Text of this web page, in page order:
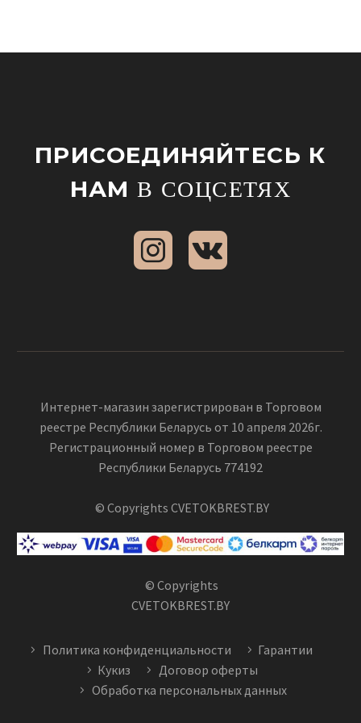
ПРИСОЕДИНЯЙТЕСЬ К
НАМ В СОЦСЕТЯХ
Интернет-магазин зарегистрирован в Торговом
реестре Республики Беларусь от 10 апреля 2026г.
Регистрационный номер в Торговом реестре
Республики Беларусь 774192
© Copyrights CVETOKBREST.BY
© Copyrights
CVETOKBREST.BY
Политика конфиденциальности
Гарантии
Кукиз
Договор оферты
Обработка персональных данных